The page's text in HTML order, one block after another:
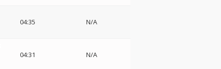
04:35 N/A
04:31 N/A